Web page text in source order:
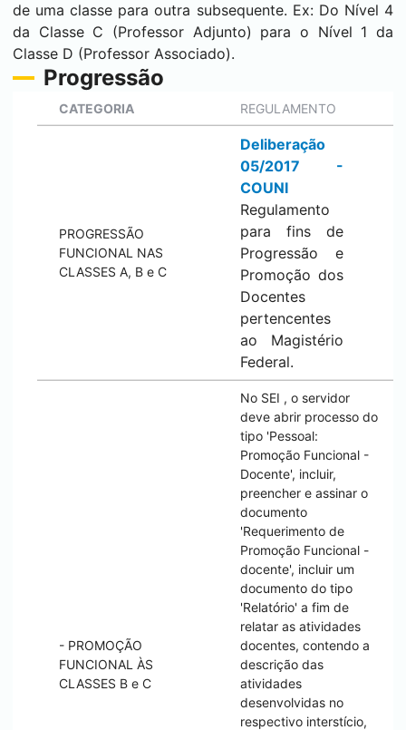
de uma classe para outra subsequente. Ex: Do Nível 4
da Classe C (Professor Adjunto) para o Nível 1 da
Classe D (Professor Associado).
Progressão
CATEGORIA REGULAMENTO
PROGRESSÃO
FUNCIONAL NAS
CLASSES A, B e C
Deliberação
05/2017 -
COUNI
Regulamento
para fins de
Progressão e
Promoção dos
Docentes
pertencentes
ao Magistério
Federal.
- PROMOÇÃO
FUNCIONAL ÀS
CLASSES B e C
No SEI , o servidor
deve abrir processo do
tipo 'Pessoal:
Promoção Funcional -
Docente', incluir,
preencher e assinar o
documento
'Requerimento de
Promoção Funcional -
docente', incluir um
documento do tipo
'Relatório' a fim de
relatar as atividades
docentes, contendo a
descrição das
atividades
desenvolvidas no
respectivo interstício,